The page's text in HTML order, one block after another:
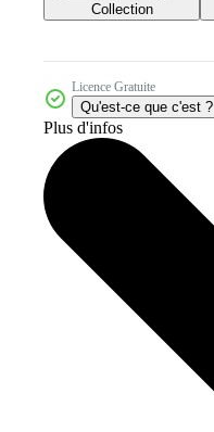
Collection
Licence Gratuite
Qu'est-ce que c'est ?
Plus d'infos